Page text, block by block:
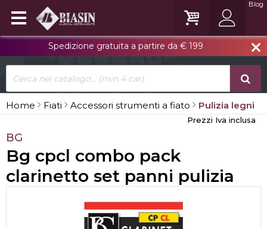
close
Spedizione gratuita a partire da € 199
Blog
Home Fiati Accessori strumenti a fiato Pulizia legni
Prezzi Iva inclusa
BG
Bg cpcl combo pack
clarinetto set panni pulizia